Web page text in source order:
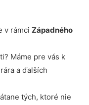
v rámci Západného
Máme pre vás k
a ďalších
tých, ktoré nie